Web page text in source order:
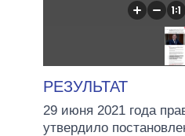
РЕЗУЛЬТАТ
29 июня 2021 года
утвердило